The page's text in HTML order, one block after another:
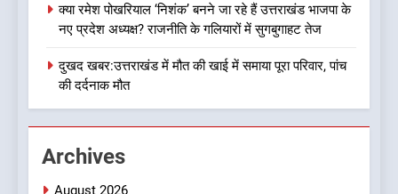
1
यंग उत्तराखंड सिने अवार्ड्स 2026:
उत्तराखंड की फिल्म और संगीत
क्या रमेश पोखरियाल ‘निशंक’ बनने जा रहे हैं उत्तराखंड भाजपा के
नए प्रदेश अध्यक्ष? राजनीति के गलियारों में सुगबुगाहट तेज
दुखद खबर:उत्तराखंड में मौत की खाई में समाया पूरा परिवार, पांच
की दर्दनाक मौत
Archives
August 2026